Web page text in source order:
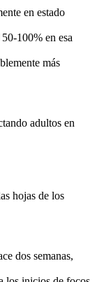
en estado
100% en esa
más
adultos en
hojas de los
dos semanas,